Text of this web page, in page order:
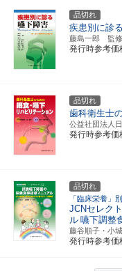
品切れ
疾患別に診
藤島一郎 監
発行時参考価
品切れ
歯科衛生士
公益社団法人
発行時参考価
品切れ
「臨床栄養」
JCNセレク
ル 嚥下調整
藤谷順子・小
発行時参考価